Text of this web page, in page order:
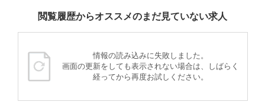
閲覧履歴からオススメのまだ見ていない求人
情報の読み込みに失敗しました。
画面の更新をしても表示されない場合は、しばらく
経ってから再度お試しください。